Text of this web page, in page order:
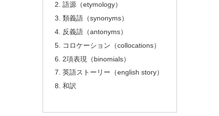
語源（etymology）
類義語（synonyms）
反義語（antonyms）
コロケーション（collocations）
2項表現（binomials）
英語ストーリー（english story）
和訳